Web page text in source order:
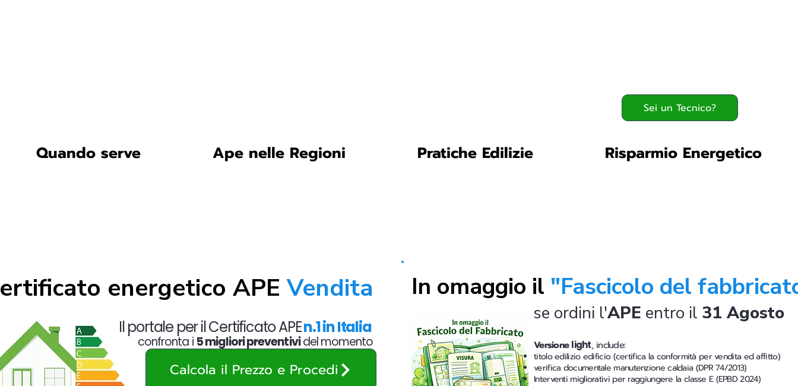
Sei un Tecnico?
energetico APE Vendita
Calcola il Prezzo e Procedi
Il portale per il Certificato APEn.1 in Italia
confronta i 5 migliori preventividel momento
In omaggio il "Fascicolo del
se ordini l'APE entro il 31 Agosto
Versionelight, include:
titolo edilizio edificio (certifica la conformità per vendita ed affitto)
verifica documentale manutenzione caldaia (DPR 74/2013)
Interventi migliorativi per raggiungere la classe E (EPBD 2024)
Quando serve Ape nelle Regioni Pratiche Edilizie Risparmio Energetico